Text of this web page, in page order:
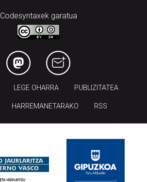
Codesyntaxek garatua
LEGE OHARRA PUBLIZITATEA
HARREMANETARAKO RSS